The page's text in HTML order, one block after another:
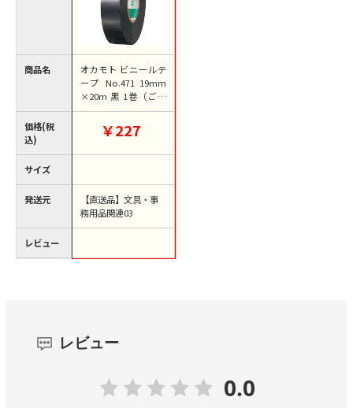
商品名
価格(税
込)
サイズ
発送元
レビュー
オカモト ビニールテ
ープ No.471 19mm
×20m 黒 1巻（ご注
文単位1巻）【直送
￥227
【直送品】文具・事
務用品関連03
レビュー
0.0